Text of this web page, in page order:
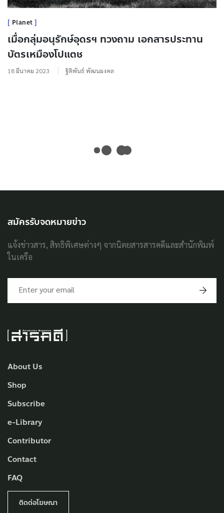
Planet
เมื่อกลุ่มอนุรักษ์อุดรฯ ทวงถาม เอกสารประทาน
บัตรเหมืองโปแตช
18 มีนาคม 2023 ฐิติพันธ์ พัฒนมงคล
About Us
Shop
Subscribe
e-Library
Contributor
Contact
FAQ
ติดต่อโฆษณา
สมัครรับจดหมายข่าว
แจ้งข่าวสาร, สิทธิพิเศษต่างๆ จากนิตยสารสารคดีและสำนักพิมพ์
ในเครือ